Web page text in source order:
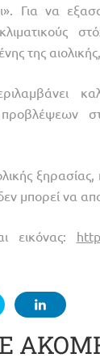
Για να
της
προβλέψεων
ξηρασίας,
μπορεί να
εικόνας: